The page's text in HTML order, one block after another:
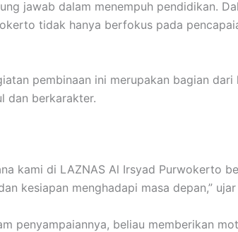
jawab dalam menempuh pendidikan.
tidak hanya berfokus pada
pembinaan ini merupakan bagian
dan berkarakter.
kami di LAZNAS Al Irsyad Purwokerto
kesiapan menghadapi masa depan,” ujar
penyampaiannya, beliau memberikan